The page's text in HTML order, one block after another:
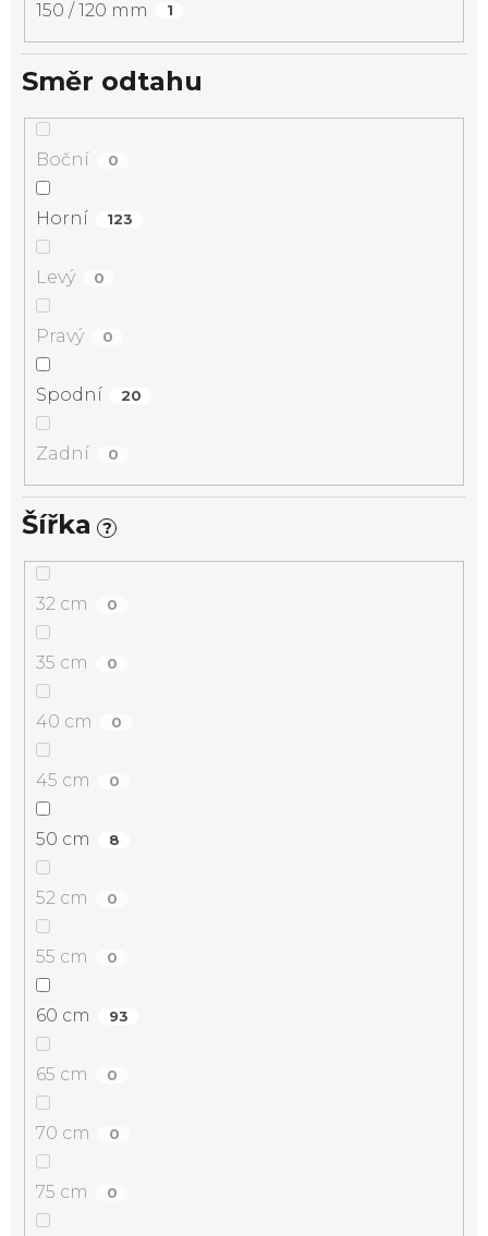
150 / 120 mm 1
Směr odtahu
Boční 0
Horní 123
Levý 0
Pravý 0
Spodní 20
Zadní 0
Šířka ?
32 cm 0
35 cm 0
40 cm 0
45 cm 0
50 cm 8
52 cm 0
55 cm 0
60 cm 93
65 cm 0
70 cm 0
75 cm 0